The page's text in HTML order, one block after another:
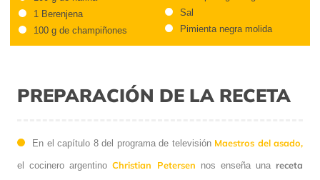
1 Berenjena
100 g de champiñones
Sal
Pimienta negra molida
PREPARACIÓN DE LA RECETA
En el capítulo 8 del programa de televisión Maestros del asado,
el cocinero argentinoChristian Petersen nos enseña una receta